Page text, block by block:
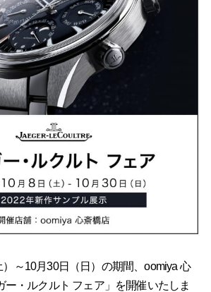
～10月30日（日）の期間、oomiya 心
ー・ルクルト フェア」を開催いたしま